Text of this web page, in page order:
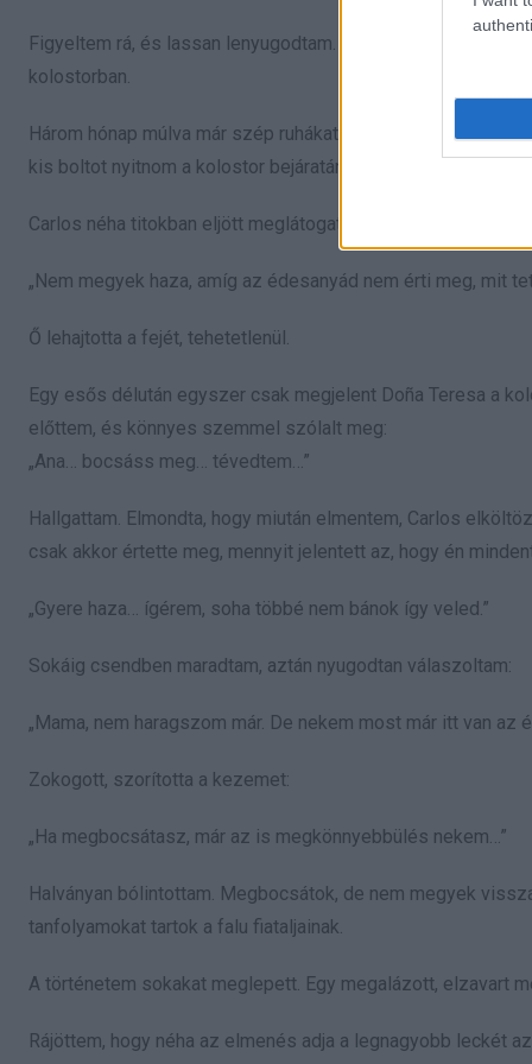
Figyeltem rá, és lassan lenyugodtam. Beiratkoztam egy
kolostorban.
Három hónap múlva már szép ruhákat készítettem,
kis boltot nyitnom a kolostor bejáratánál, így biztos
Carlos néha titokban eljött meglátogatni. Sokat sírt,
„Nem megyek haza, amíg az édesanyád nem érti meg, mit
Ő lehajtotta a fejét, tehetetlenül.
Egy esős délután egyszer csak megjelent Doña Teresa a
előttem, és könnyes szemmel szólalt meg:
„Ana… bocsáss meg… tévedtem…”
Hallgattam. Elmondta, hogy miután elmentem, Carlos
csak akkor értette meg, mennyit jelentett az, hogy én
„Gyere haza… ígérem, soha többé nem bánok így veled.”
Sokáig csendben maradtam, aztán nyugodtan válaszoltam:
„Mama, nem haragszom már. De nekem most már itt van
Zokogott, szorította a kezemet:
„Ha megbocsátasz, már az is megkönnyebbülés nekem…”
Halványan bólintottam. Megbocsátok, de nem megyek
tanfolyamokat tartok a falu fiataljainak.
A történetem sokakat meglepett. Egy megalázott, elzavart
Rájöttem, hogy néha az elmenés adja a legnagyobb leckét